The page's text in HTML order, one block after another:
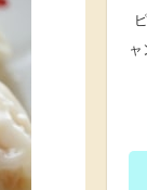
ャ